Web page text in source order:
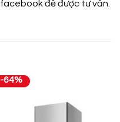
facebookđể được tư vấn.
-64%